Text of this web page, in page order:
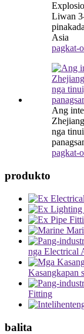
Liwan
Asia
pagkat-
Ang
nga
pagkat-
produkto
nga Electrical
Kasangkapan
Fitting
balita